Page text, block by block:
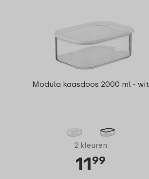
Modula kaasdoos 2000 ml - wit
2 kleuren
1199